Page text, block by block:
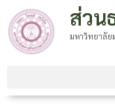
ส่วน
มหาวิทยาลัย